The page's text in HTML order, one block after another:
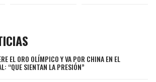
EL ORO OLÍMPICO Y VA POR CHINA EN EL
“QUE SIENTAN LA PRESIÓN”